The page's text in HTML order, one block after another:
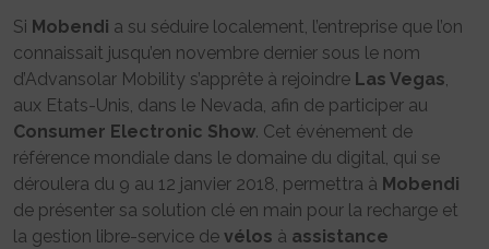
Si Mobendi a su séduire localement, l’entreprise que l’on
connaissait jusqu’en novembre dernier sous le nom
d’Advansolar Mobility s’apprête à rejoindre Las Vegas,
aux Etats-Unis, dans le Nevada, afin de participer au
Consumer Electronic Show. Cet événement de
référence mondiale dans le domaine du digital, qui se
déroulera du 9 au 12 janvier 2018, permettra à Mobendi
de présenter sa solution clé en main pour la recharge et
la gestion libre-service de vélos à assistance